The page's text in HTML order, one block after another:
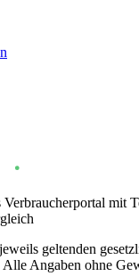
mit
geltenden
Angaben ohne